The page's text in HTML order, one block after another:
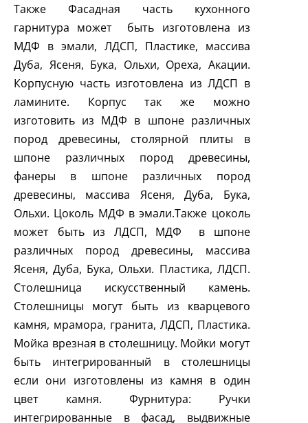
Также Фасадная часть кухонного
гарнитура может быть изготовлена из
МДФ в эмали, ЛДСП, Пластике, массива
Дуба, Ясеня, Бука, Ольхи, Ореха, Акации.
Корпусную часть изготовлена из ЛДСП в
ламините. Корпус так же можно
изготовить из МДФ в шпоне различных
пород древесины, столярной плиты в
шпоне различных пород древесины,
фанеры в шпоне различных пород
древесины, массива Ясеня, Дуба, Бука,
Ольхи. Цоколь МДФ в эмали.Также цоколь
может быть из ЛДСП, МДФ в шпоне
различных пород древесины, массива
Ясеня, Дуба, Бука, Ольхи. Пластика, ЛДСП.
Столешница искусственный камень.
Столешницы могут быть из кварцевого
камня, мрамора, гранита, ЛДСП, Пластика.
Мойка врезная в столешницу. Мойки могут
быть интегрированный в столешницы
если они изготовлены из камня в один
цвет камня. Фурнитура: Ручки
интегрированные в фасад, выдвижные